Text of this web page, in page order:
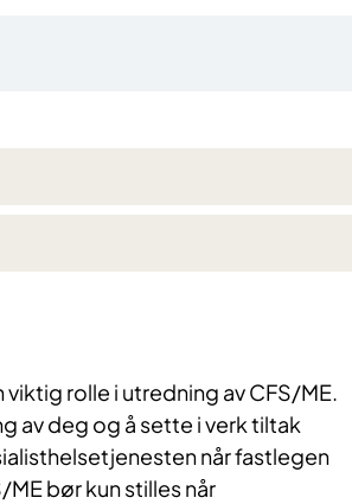
rolle i utredning av CFS/ME.
av deg og å sette i verk tiltak
når fastlegen
bør kun stilles når